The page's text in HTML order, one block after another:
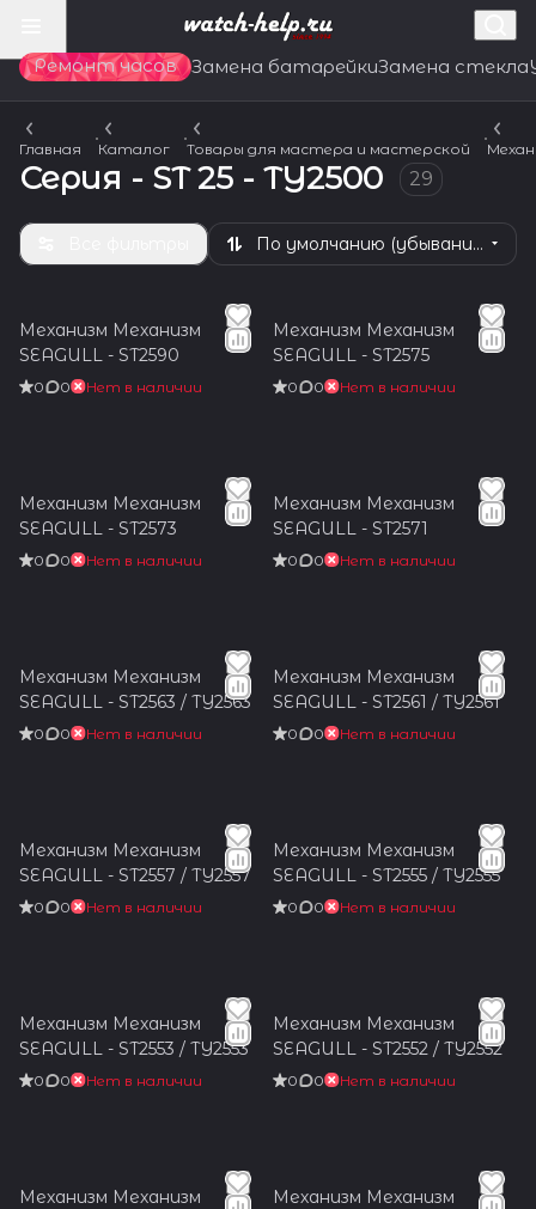
Ремонт часов Замена батарейкиЗамена стекла
Главная Каталог Товары для мастера и мастерской
Серия - ST 25 - TY2500 29
По умолчанию (убывание)
Механизм Механизм
SEAGULL - ST2590
0 0 Нет в наличии
Механизм Механизм
SEAGULL - ST2575
0 0 Нет в наличии
Механизм Механизм
SEAGULL - ST2573
0 0 Нет в наличии
Механизм Механизм
SEAGULL - ST2571
0 0 Нет в наличии
Механизм Механизм
SEAGULL - ST2563 / TY2563
0 0 Нет в наличии
Механизм Механизм
SEAGULL - ST2561 / TY2561
0 0 Нет в наличии
Механизм Механизм
SEAGULL - ST2557 / TY2557
0 0 Нет в наличии
Механизм Механизм
SEAGULL - ST2555 / TY2555
0 0 Нет в наличии
Механизм Механизм
SEAGULL - ST2553 / TY2553
0 0 Нет в наличии
Механизм Механизм
SEAGULL - ST2552 / TY2552
0 0 Нет в наличии
Механизм Механизм
Механизм Механизм